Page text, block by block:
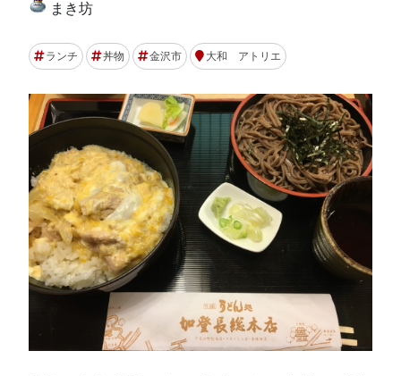
まき坊
ランチ 丼物 金沢市 大和 アトリエ